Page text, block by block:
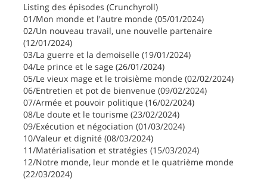
Listing des épisodes (Crunchyroll)
01/Mon monde et l'autre monde (05/01/2024)
02/Un nouveau travail, une nouvelle partenaire
(12/01/2024)
03/La guerre et la demoiselle (19/01/2024)
04/Le prince et le sage (26/01/2024)
05/Le vieux mage et le troisième monde (02/02/2024)
06/Entretien et pot de bienvenue (09/02/2024)
07/Armée et pouvoir politique (16/02/2024)
08/Le doute et le tourisme (23/02/2024)
09/Exécution et négociation (01/03/2024)
10/Valeur et dignité (08/03/2024)
11/Matérialisation et stratégies (15/03/2024)
12/Notre monde, leur monde et le quatrième monde
(22/03/2024)